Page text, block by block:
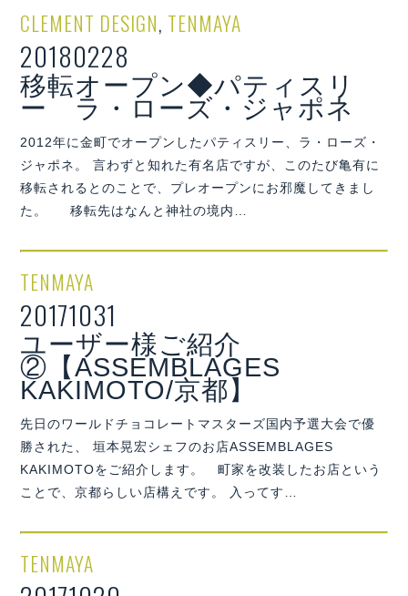
CLEMENT DESIGN, TENMAYA
20180228
移転オープン◆パティスリ
ー ラ・ローズ・ジャポネ
2012年に金町でオープンしたパティスリー、ラ・ローズ・
ジャポネ。 言わずと知れた有名店ですが、このたび亀有に
移転されるとのことで、プレオープンにお邪魔してきまし
た。 移転先はなんと神社の境内…
TENMAYA
20171031
ユーザー様ご紹介
②【ASSEMBLAGES
KAKIMOTO/京都】
先日のワールドチョコレートマスターズ国内予選大会で優
勝された、 垣本晃宏シェフのお店ASSEMBLAGES
KAKIMOTOをご紹介します。 町家を改装したお店という
ことで、京都らしい店構えです。 入ってす…
TENMAYA